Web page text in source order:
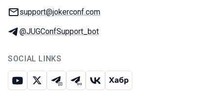
Email:
support@jokerconf.com
Telegram:
@JUGConfSupport_bot
SOCIAL LINKS
Youtube
X Telegram chat
Telegram channel
VK Habr